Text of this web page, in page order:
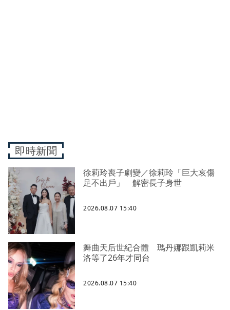
即時新聞
徐莉玲喪子劇變／徐莉玲「巨大哀傷
足不出戶」 解密長子身世
2026.08.07 15:40
舞曲天后世紀合體 瑪丹娜跟凱莉米
洛等了26年才同台
2026.08.07 15:40